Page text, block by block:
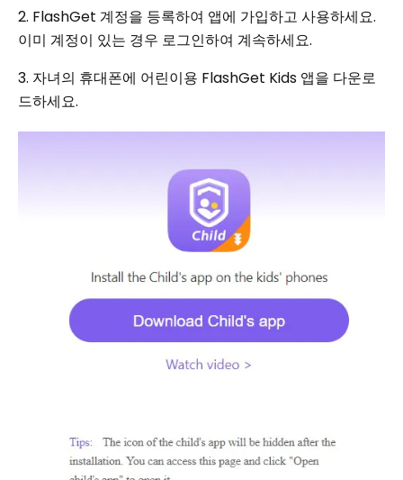
2. FlashGet 계정을 등록하여 앱에 가입하고 사용하세요.
이미 계정이 있는 경우 로그인하여 계속하세요.
3. 자녀의 휴대폰에 어린이용 FlashGet Kids 앱을 다운로
드하세요.